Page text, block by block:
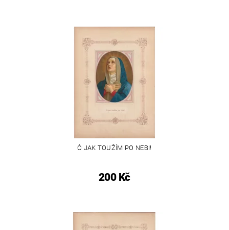
Ó JAK TOUŽÍM PO NEBI!
200 Kč